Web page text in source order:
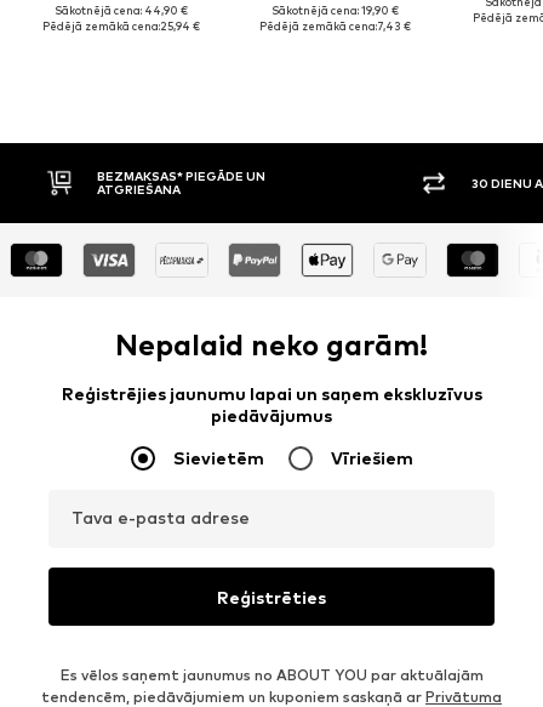
Sākotnējā cena: 44,90 €
Pēdējā zemākā cena:25,94 €
Sākotnējā cena: 19,90 €
Pēdējā zemākā cena:7,43 €
Pēdējā
BEZMAKSAS* PIEGĀDE UN
ATGRIEŠANA
30 DIENU
Nepalaid neko garām!
Reģistrējies jaunumu lapai un saņem ekskluzīvus
piedāvājumus
Sievietēm Vīriešiem
Tava e-pasta adrese
Reģistrēties
Es vēlos saņemt jaunumus no ABOUT YOU par aktuālajām
tendencēm, piedāvājumiem un kuponiem saskaņā ar Privātuma